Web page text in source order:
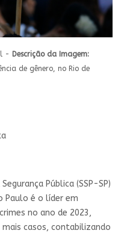
- Descrição da Imagem:
de gênero, no Rio de
Pública (SSP-SP)
Paulo é o líder em
no ano de 2023,
casos, contabilizando